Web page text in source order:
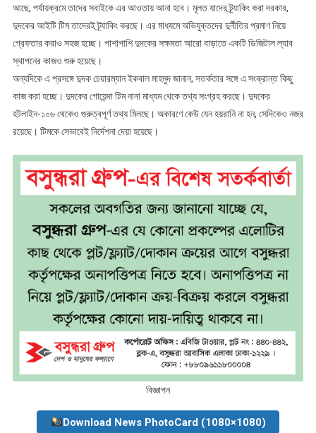
আছে, পর্যায়ক্রমে তাদের সবাইকে এর আওতায় আনা হবে। মূলত যাদের ট্র্যাকিং করা দরকার,
দুদকের আইটি টিম তাদেরই ট্র্যাকিং করছে। এর মাধ্যমে অভিযুক্তদের দুর্নীতির প্রমাণ নিয়ে
গ্রেফতার করাও সহজ হচ্ছে। পাশাপাশি দুদকের সক্ষমতা আরো বাড়াতে একটি ডিজিটাল ল্যাব
স্থাপনের কাজও শুরু হয়েছে।
অন্যদিকে এ প্রসঙ্গে দুদক চেয়ারম্যান ইকবাল মাহমুদ জানান, সতর্কতার সঙ্গে এ সংক্রান্ত কিছু
কাজ করা হচ্ছে। দুদকের গোয়েন্দা টিম নানা মাধ্যম থেকে তথ্য সংগ্রহ করছে। দুদকের
হটলাইন-১০৬ থেকেও গুরুত্বপূর্ণ তথ্য মিলছে। অকারণে কেউ যেন হয়রানি না হন, সেদিকেও নজর
রয়েছে। টিমকে সেভাবেই নির্দেশনা দেয়া হয়েছে।
বিজ্ঞাপন
Download News PhotoCard (1080×1080)